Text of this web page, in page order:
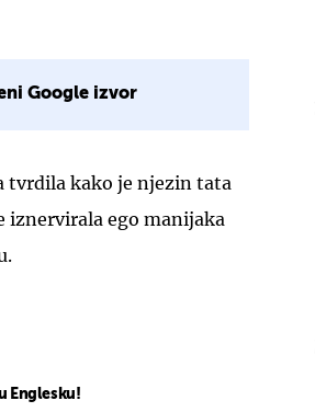
Google izvor
tvrdila kako je njezin tata
iznervirala ego manijaka
Englesku!